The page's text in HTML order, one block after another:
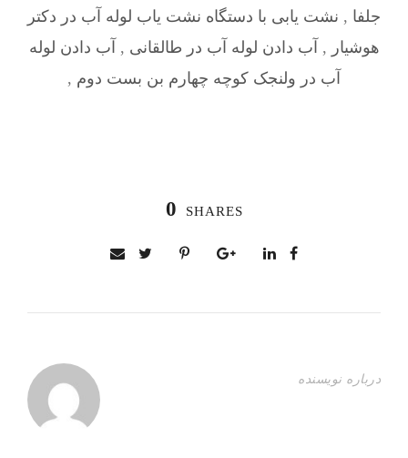
جلفا , نشت یابی با دستگاه نشت یاب لوله آب در دکتر
هوشیار , آب دادن لوله آب در طالقانی , آب دادن لوله
آب در ولنجک کوچه چهارم بن بست دوم ,
0 SHARES
درباره نویسنده